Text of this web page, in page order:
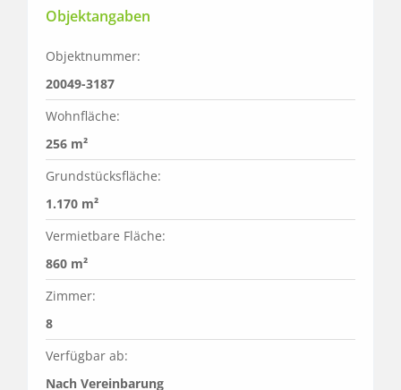
Objektangaben
Objektnummer:
20049-3187
Wohnfläche:
256 m²
Grundstücksfläche:
1.170 m²
Vermietbare Fläche:
860 m²
Zimmer:
8
Verfügbar ab:
Nach Vereinbarung